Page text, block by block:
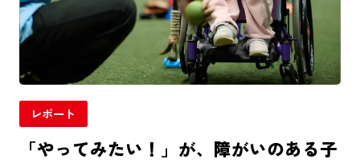
レポート
「やってみたい！」が、障がいのある子